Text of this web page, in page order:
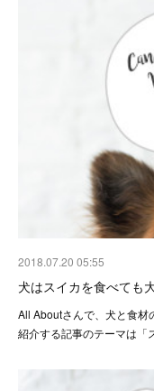
2018.07.20 05:55
犬はスイカを食べても
All Aboutさんで、犬と食材
紹介する記事のテーマは「